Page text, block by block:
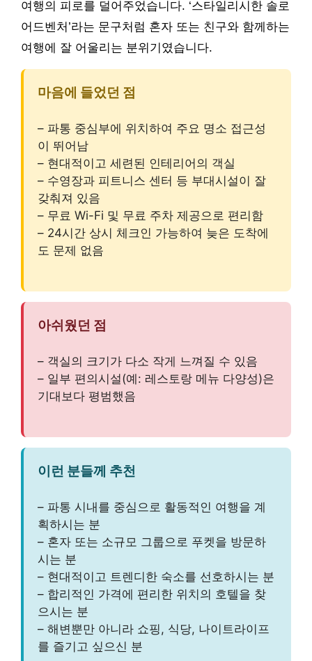
여행의 피로를 덜어주었습니다. ‘스타일리시한 솔로
어드벤처’라는 문구처럼 혼자 또는 친구와 함께하는
여행에 잘 어울리는 분위기였습니다.
마음에 들었던 점
– 파통 중심부에 위치하여 주요 명소 접근성
이 뛰어남
– 현대적이고 세련된 인테리어의 객실
– 수영장과 피트니스 센터 등 부대시설이 잘
갖춰져 있음
– 무료 Wi-Fi 및 무료 주차 제공으로 편리함
– 24시간 상시 체크인 가능하여 늦은 도착에
도 문제 없음
아쉬웠던 점
– 객실의 크기가 다소 작게 느껴질 수 있음
– 일부 편의시설(예: 레스토랑 메뉴 다양성)은
기대보다 평범했음
이런 분들께 추천
– 파통 시내를 중심으로 활동적인 여행을 계
획하시는 분
– 혼자 또는 소규모 그룹으로 푸켓을 방문하
시는 분
– 현대적이고 트렌디한 숙소를 선호하시는 분
– 합리적인 가격에 편리한 위치의 호텔을 찾
으시는 분
– 해변뿐만 아니라 쇼핑, 식당, 나이트라이프
를 즐기고 싶으신 분